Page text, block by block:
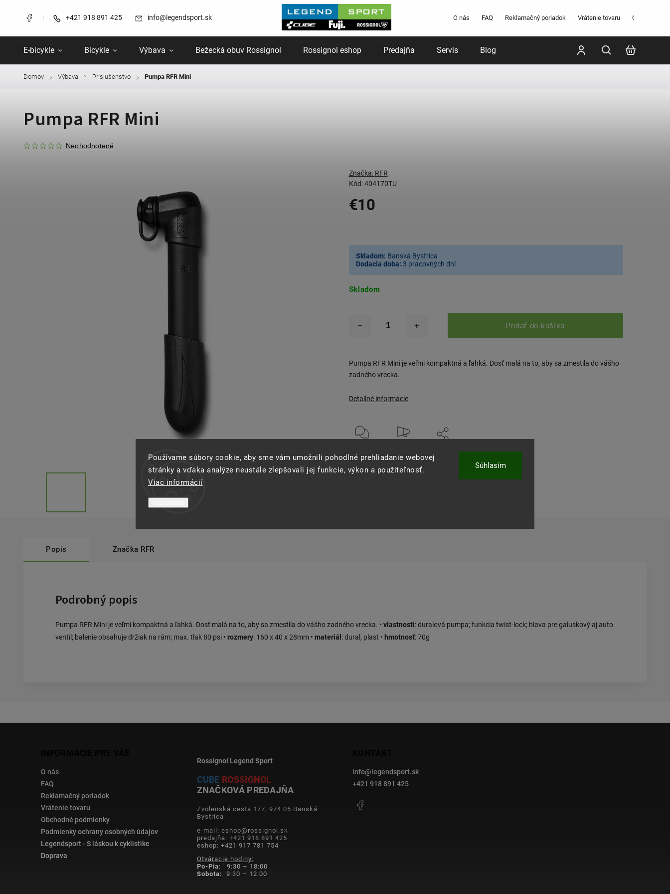
Používame súbory cookie, aby sme vám umožnili pohodlné prehliadanie webovej
stránky a vďaka analýze neustále zlepšovali jej funkcie, výkon a použiteľnosť.
Viac informácií
Súhlasím
+421 918 891 425 info@legendsport.sk O nás FAQ Reklamačný poriadok Vrátenie tovaru Obchodné
E-bicykle Bicykle Výbava Bežecká obuv Rossignol Rossignol eshop Predajňa Servis Blog Značky
Domov / Výbava / Príslušenstvo / Pumpa RFR Mini
Pumpa RFR Mini
Neohodnotené
Kód: 404170TU
Značka: RFR
€10
Skladom
Skladom: Banská Bystrica
Dodacia doba: 3 pracovných dní
Pridať do košíka
Pumpa RFR Mini je veľmi kompaktná a ľahká. Dosť malá na to, aby sa zmestila do vášho
zadného vrecka.
Detailné informácie
Popis Značka RFR
Podrobný popis
Pumpa RFR Mini je veľmi kompaktná a ľahká. Dosť malá na to, aby sa zmestila do vášho zadného vrecka. • vlastnosti: duralová pumpa; funkcia twist-lock; hlava pre galuskový aj auto
ventil; balenie obsahuje držiak na rám; max. tlak 80 psi • rozmery: 160 x 40 x 28mm • materiál : dural, plast • hmotnosť: 70g
O nás
FAQ
Reklamačný poriadok
Vrátenie tovaru
Obchodné podmienky
Podmienky ochrany osobných údajov
Legendsport - S láskou k cyklistike
Doprava
Rossignol Legend Sport
CUBE ROSSIGNOL
ZNAČKOVÁ PREDAJŇA
Zvolenská cesta 177, 974 05 Banská
Bystrica
e-mail: eshop@rossignol.sk
predajňa: +421 918 891 425
eshop: +421 917 781 754
Otváracie hodiny:
Po-Pia: 9:30 – 18:00
Sobota: 9:30 – 12:00
info@ legendsport.sk
+421 918 891 425